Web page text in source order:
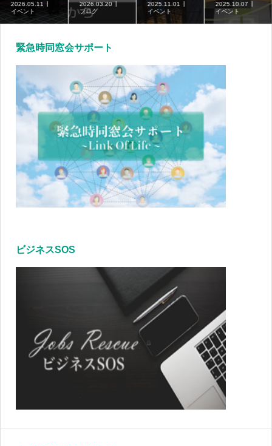
2026.05.11
イベント
2026.03.20
ブログ
2025.11.01
イベント
2025.10.07
イベント
緊急時同窓会サポート
ビジネスSOS